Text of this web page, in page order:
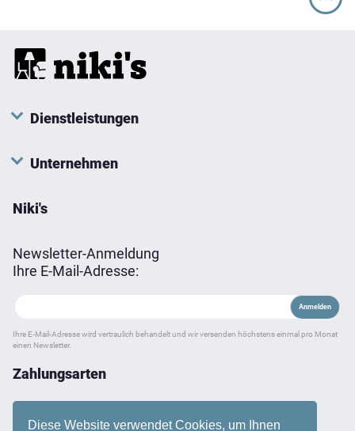
Diese Website verwendet Cookies, um Ihnen
Dienstleistungen
Unternehmen
Niki's
Newsletter-Anmeldung
Ihre E-Mail-Adresse:
Ihre E-Mail-Adresse wird vertraulich behandelt und wir versenden höchstens einmal pro Monat
einen Newsletter.
Zahlungsarten